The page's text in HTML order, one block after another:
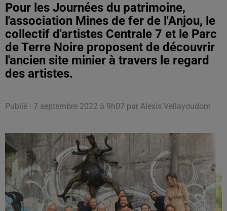
Pour les Journées du patrimoine,
l'association Mines de fer de l'Anjou, le
collectif d'artistes Centrale 7 et le Parc
de Terre Noire proposent de découvrir
l'ancien site minier à travers le regard
des artistes.
Publié : 7 septembre 2022 à 9h07 par Alexis Vellayoudom